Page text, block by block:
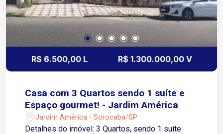
Tatuí e Washington Luiz região consolidada com
comércios supermercados farmácias e
horas proporcionando segurança e controle de
acesso Salão de festas Espaço gourmet com
churrasqueira Agende sua visita!
R$ 6.500,00 L R$ 1.300.000,00 V
Casa com 3 Quartos sendo 1 suíte e
Espaço gourmet! - Jardim América
Jardim América - Sorocaba/SP
Detalhes do imóvel: 3 Quartos, sendo 1 suíte